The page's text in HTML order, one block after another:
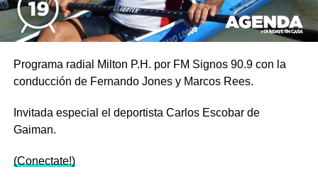
Programa radial Milton P.H. por FM Signos 90.9 con la
conducción de Fernando Jones y Marcos Rees.
Invitada especial el deportista Carlos Escobar de
Gaiman.
(Conectate!)